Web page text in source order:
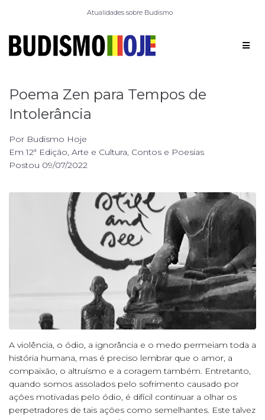
Atualidades sobre Budismo
Poema Zen para Tempos de
Intolerância
Por Budismo Hoje
Em12ª Edição, Arte e Cultura, Contos e Poesias
Postou 09/07/2022
A violência, o ódio, a ignorância e o medo permeiam toda a
história humana, mas é preciso lembrar que o amor, a
compaixão, o altruísmo e a coragem também. Entretanto,
quando somos assolados pelo sofrimento causado por
ações motivadas pelo ódio, é difícil continuar a olhar os
perpetradores de tais ações como semelhantes. Este talvez